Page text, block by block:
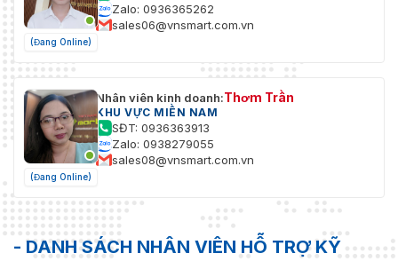
(Đang Online)
Zalo: 0936365262
sales06@vnsmart.com.vn
(Đang Online)
Nhân viên kinh doanh:Thơm Trần
KHU VỰC MIỀN NAM
SĐT: 0936363913
Zalo: 0938279055
sales08@vnsmart.com.vn
- DANH SÁCH NHÂN VIÊN HỖ TRỢ KỸ